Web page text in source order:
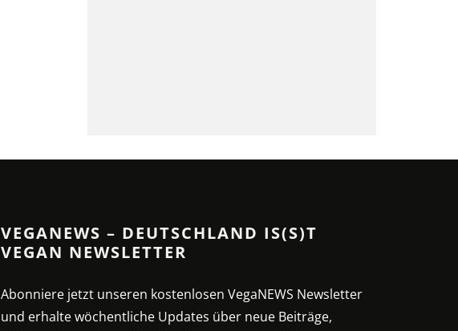
VEGANEWS – DEUTSCHLAND IS(S)T
VEGAN NEWSLETTER
Abonniere jetzt unseren kostenlosen VegaNEWS Newsletter
und erhalte wöchentliche Updates über neue Beiträge,